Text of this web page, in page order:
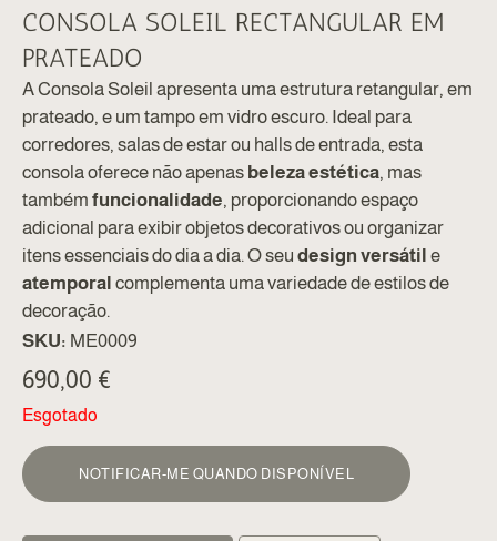
CONSOLA SOLEIL RECTANGULAR EM
PRATEADO
A Consola Soleil apresenta uma estrutura retangular, em
prateado, e um tampo em vidro escuro. Ideal para
corredores, salas de estar ou halls de entrada, esta
consola oferece não apenas beleza estética, mas
também funcionalidade, proporcionando espaço
adicional para exibir objetos decorativos ou organizar
itens essenciais do dia a dia. O seu design versátil e
atemporal complementa uma variedade de estilos de
decoração.
SKU: ME0009
690,00 €
Esgotado
NOTIFICAR-ME QUANDO DISPONÍVEL